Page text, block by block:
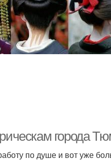
города
по душе и вот уже